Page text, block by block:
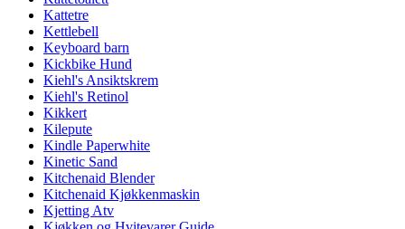
Kattetre
Kettlebell
Keyboard barn
Kickbike Hund
Kiehl's Ansiktskrem
Kiehl's Retinol
Kikkert
Kilepute
Kindle Paperwhite
Kinetic Sand
Kitchenaid Blender
Kitchenaid Kjøkkenmaskin
Kjetting Atv